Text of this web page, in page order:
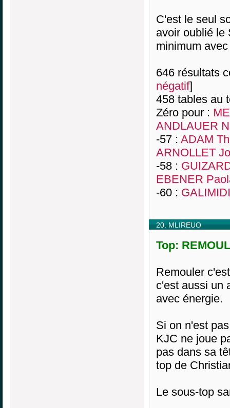
C'est le seul
avoir oublié le
minimum
646 résultats
négatif]
458 tables au
Zéro pour :
ANDLAUER
-57 : ADAM
ARNOLLET
-58 :
EBENER
-60 :
20. MLIREUO
Top:
Remouler
c'est aussi un
avec énergie.
Si on n'est
KJC ne joue
pas dans sa
top de
Le sous-top